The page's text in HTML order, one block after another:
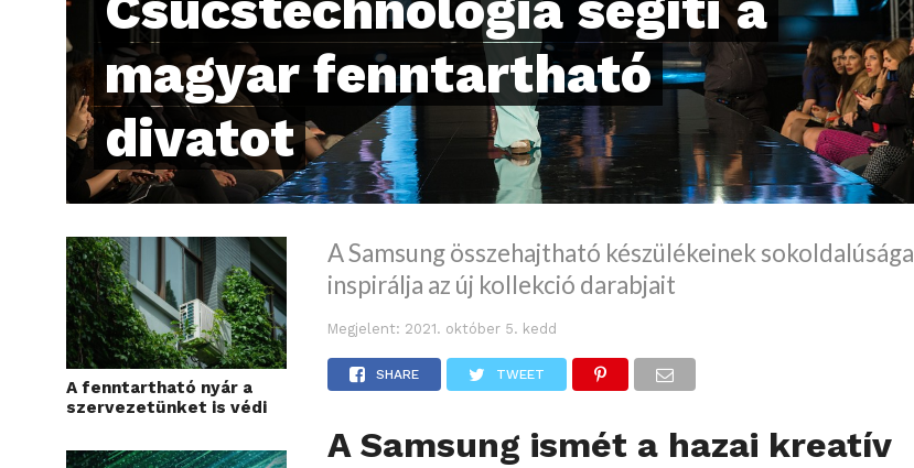
magyar fenntartható
divatot
A fenntartható nyár a
szervezetünket is védi
A Samsung összehajtható készülékeinek sokoldalúsága
inspirálja az új kollekció darabjait
Megjelent: 2021. október 5. kedd
SHARE TWEET
A Samsung ismét a hazai kreatív